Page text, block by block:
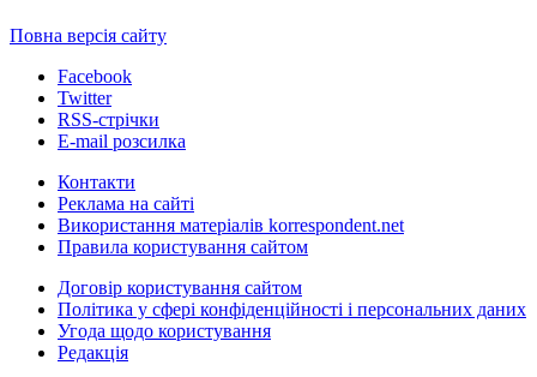
Повна версія сайту
Facebook
Twitter
RSS-стрічки
E-mail розсилка
Контакти
Реклама на сайті
Використання матеріалів korrespondent.net
Правила користування сайтом
Договір користування сайтом
Політика у сфері конфіденційності і персональних даних
Угода щодо користування
Редакція